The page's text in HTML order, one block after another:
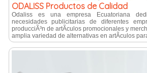
ODALISS Productos de Calidad
Odaliss es una empresa Ecuatoriana
necesidades publicitarias de diferentes
producciÃ³n de artÃ­culos promocionales y
amplia variedad de alternativas en artÃ­culos